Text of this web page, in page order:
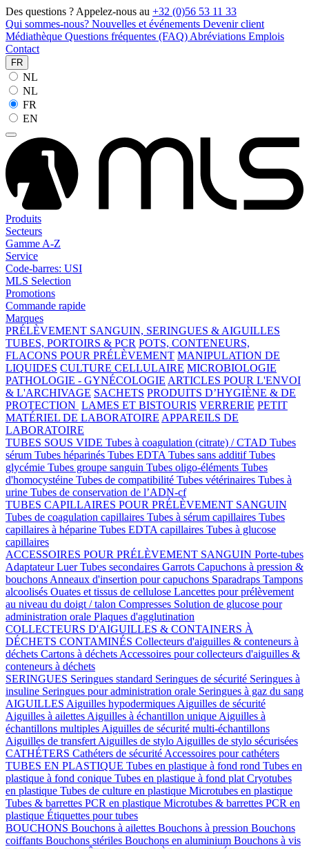
Des questions ? Appelez-nous au +32 (0)56 53 11 33
Qui sommes-nous? Nouvelles et événements Devenir client
Médiathèque Questions fréquentes (FAQ) Abréviations Emplois
Contact
FR
NL
NL
FR
EN
Produits
Secteurs
Gamme A-Z
Service
Code-barres: USI
MLS Selection
Promotions
Commande rapide
Marques
PRÉLÈVEMENT SANGUIN, SERINGUES & AIGUILLES
TUBES, PORTOIRS & PCR POTS, CONTENEURS,
FLACONS POUR PRÉLÈVEMENT MANIPULATION DE
LIQUIDES CULTURE CELLULAIRE MICROBIOLOGIE
PATHOLOGIE - GYNÉCOLOGIE ARTICLES POUR L'ENVOI
& L'ARCHIVAGE SACHETS PRODUITS D’HYGIÈNE & DE
PROTECTION LAMES ET BISTOURIS VERRERIE PETIT
MATÉRIEL DE LABORATOIRE APPAREILS DE
LABORATOIRE
TUBES SOUS VIDE Tubes à coagulation (citrate) / CTAD Tubes
sérum Tubes héparinés Tubes EDTA Tubes sans additifTubes
glycémie Tubes groupe sanguin Tubes oligo-éléments Tubes
d'homocystéine Tubes de compatibilité Tubes vétérinaires Tubes à
urine Tubes de conservation de l’ADN-cf
TUBES CAPILLAIRES POUR PRÉLÈVEMENT SANGUIN
Tubes de coagulation capillaires Tubes à sérum capillaires Tubes
capillaires à héparine Tubes EDTA capillaires Tubes à glucose
capillaires
ACCESSOIRES POUR PRÉLÈVEMENT SANGUIN Porte-tubes
Adaptateur LuerTubes secondaires Garrots Capuchons à pression &
bouchons Anneaux d'insertion pour capuchons Sparadraps Tampons
alcoolisés Ouates et tissus de cellulose Lancettes pour prélèvement
au niveau du doigt / talon Compresses Solution de glucose pour
administration orale Plaques d'agglutination
COLLECTEURS D'AIGUILLES & CONTAINERS À
DÉCHETS CONTAMINÉS Collecteurs d'aiguilles & conteneurs à
déchets Cartons à déchets Accessoires pour collecteurs d'aiguilles &
conteneurs à déchets
SERINGUES Seringues standard Seringues de sécurité Seringues à
insuline Seringues pour administration orale Seringues à gaz du sang
AIGUILLES Aiguilles hypodermiques Aiguilles de sécurité
Aiguilles à ailettes Aiguilles à échantillon unique Aiguilles à
échantillons multiples Aiguilles de sécurité multi-échantillons
Aiguilles de transfert Aiguilles de stylo Aiguilles de stylo sécurisées
CATHÉTERS Cathéters de sécurité Accessoires pour cathéters
TUBES EN PLASTIQUE Tubes en plastique à fond rond Tubes en
plastique à fond conique Tubes en plastique à fond plat Cryotubes
en plastique Tubes de culture en plastique Microtubes en plastique
Tubes & barrettes PCR en plastique Microtubes & barrettes PCR en
plastique Étiquettes pour tubes
BOUCHONS Bouchons à ailettes Bouchons à pression Bouchons
coiffants Bouchons stériles Bouchons en aluminium Bouchons à vis